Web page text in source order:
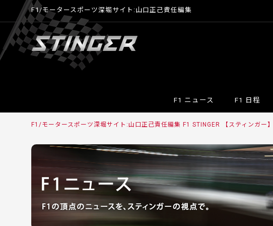
F1/モータースポーツ深堀サイト:山口正己責任編集
F1 ニュース F1 日程
F1/モータースポーツ深堀サイト:山口正己責任編集 F1 STINGER 【スティンガー】